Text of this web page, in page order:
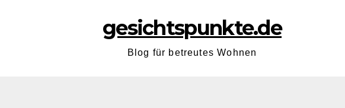
gesichtspunkte.de
Blog für betreutes Wohnen